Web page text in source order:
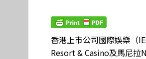
香港上市公司國際娛樂（
Resort & Casino及馬尼拉